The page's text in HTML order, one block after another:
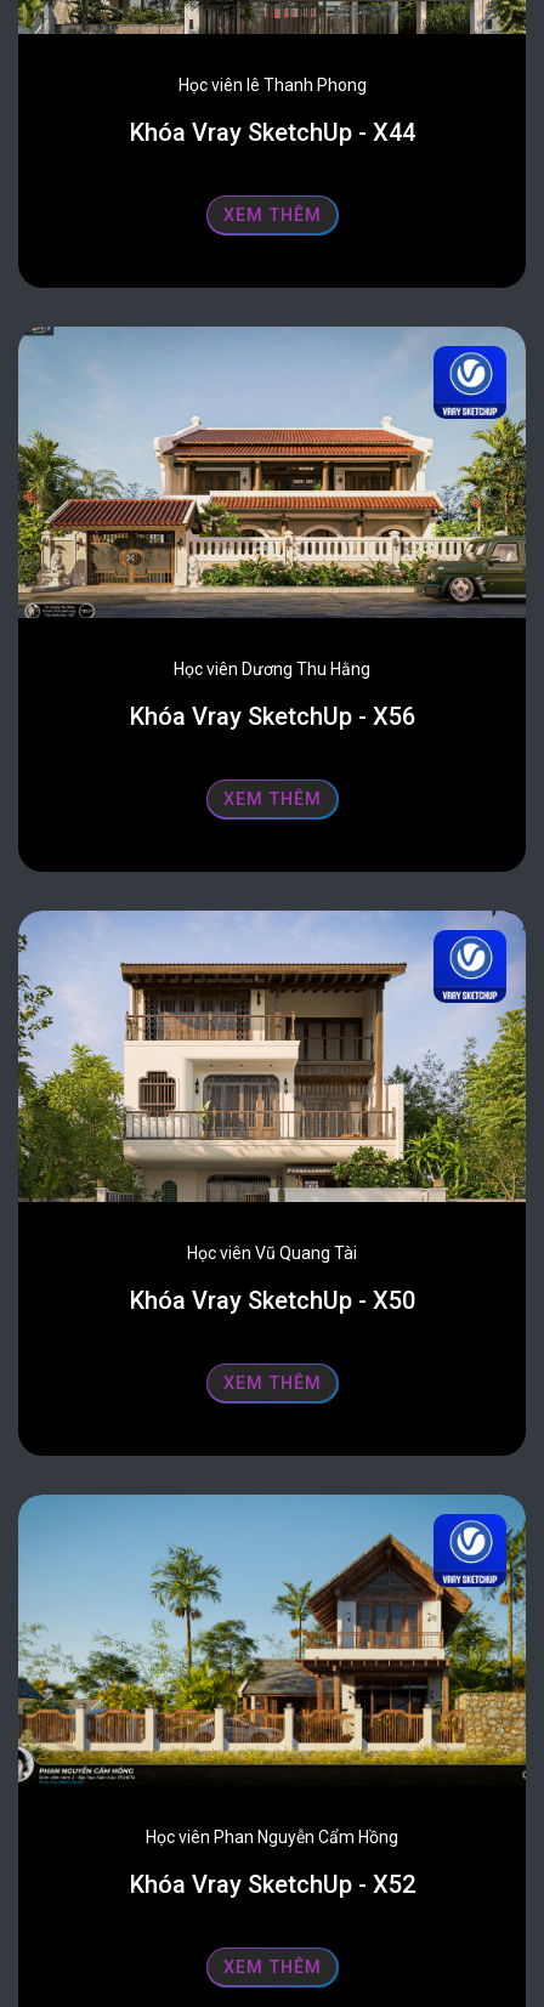
Học viên lê Thanh Phong
Khóa Vray SketchUp - X44
XEM THÊM
Học viên Dương Thu Hằng
Khóa Vray SketchUp - X56
XEM THÊM
Học viên Vũ Quang Tài
Khóa Vray SketchUp - X50
XEM THÊM
Học viên Phan Nguyễn Cẩm Hồng
Khóa Vray SketchUp - X52
XEM THÊM